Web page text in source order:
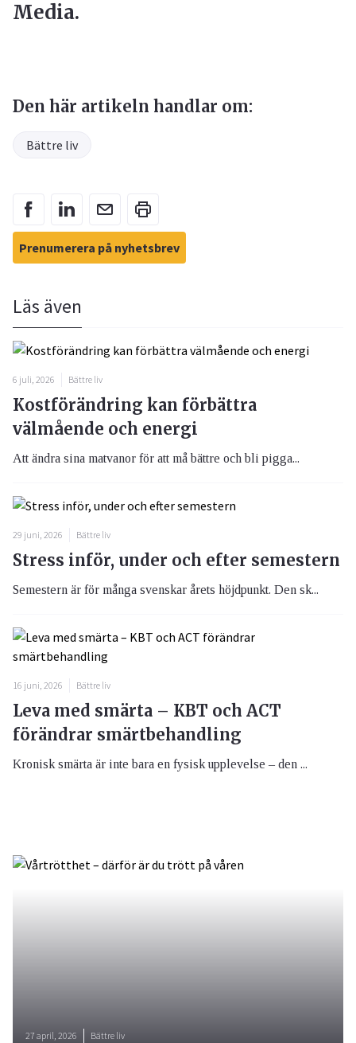
Media.
Den här artikeln handlar om:
Bättre liv
Prenumerera på nyhetsbrev
Läs även
6 juli, 2026 Bättre liv
Kostförändring kan förbättra
välmående och energi
Att ändra sina matvanor för att må bättre och bli pigga...
29 juni, 2026 Bättre liv
Stress inför, under och efter semestern
Semestern är för många svenskar årets höjdpunkt. Den sk...
16 juni, 2026 Bättre liv
Leva med smärta – KBT och ACT
förändrar smärtbehandling
Kronisk smärta är inte bara en fysisk upplevelse – den ...
27 april, 2026 Bättre liv